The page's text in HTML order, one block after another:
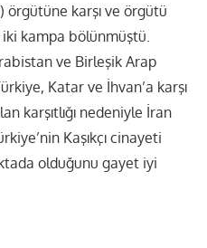
örgütüne karşı ve örgütü
kampa bölünmüştü.
ve Birleşik Arap
Katar ve İhvan’a karşı
karşıtlığı nedeniyle İran
Kaşıkçı cinayeti
olduğunu gayet iyi